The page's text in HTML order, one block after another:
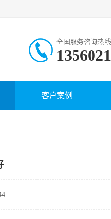
全国服务咨询热
客户案例